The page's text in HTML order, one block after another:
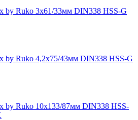
by Ruko 3x61/33мм DIN338 HSS-G
by Ruko 4,2x75/43мм DIN338 HSS-G
by Ruko 10x133/87мм DIN338 HSS-